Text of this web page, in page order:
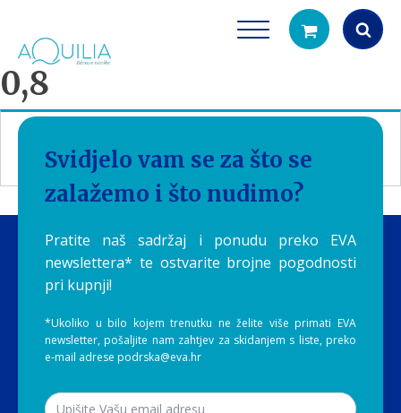
search
0,8
odabiru.
Svidjelo vam se za što se
zalažemo i što nudimo?
Pratite naš sadržaj i ponudu preko EVA
newslettera* te ostvarite brojne pogodnosti
pri kupnji!
*Ukoliko u bilo kojem trenutku ne želite više primati EVA
newsletter, pošaljite nam zahtjev za skidanjem s liste, preko
e-mail adrese podrska@eva.hr
Tuš glave
čistu vodu za